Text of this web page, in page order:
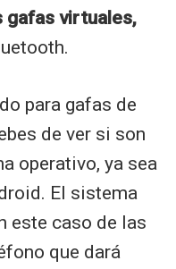
gafas virtuales,
para gafas de
de ver si son
operativo, ya sea
El sistema
este caso de las
que dará